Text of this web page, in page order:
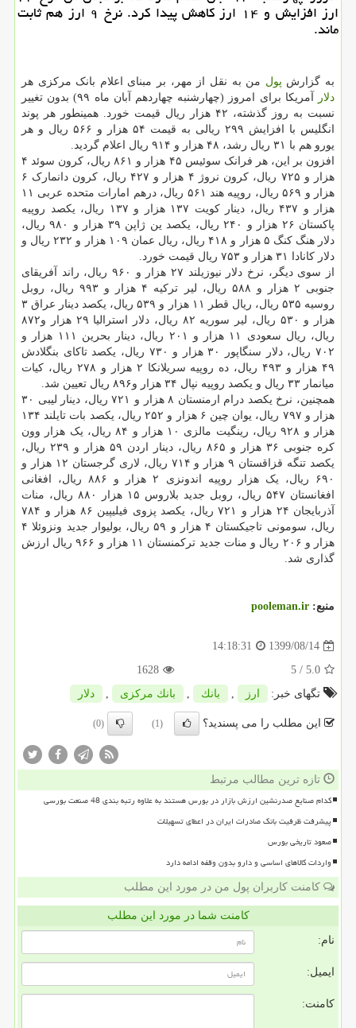
ارز افزایش و ۱۴ ارز كاهش پیدا كرد. نرخ ۹ ارز هم ثابت
ماند.
به گزارش پول من به نقل از مهر، بر مبنای اعلام بانک مرکزی هر
دلار
آمریکا برای امروز (چهارشنبه چهاردهم آبان ماه ۹۹) بدون تغییر
نسبت به روز گذشته، ۴۲ هزار ریال قیمت خورد. همینطور هر پوند
انگلیس با افزایش ۲۹۹ ریالی به قیمت ۵۴ هزار و ۵۶۶ ریال و هر
یورو هم با ۳۱ ریال رشد، ۴۸ هزار و ۹۱۴ ریال اعلام گردید.
افزون بر این، هر فرانک سوئیس ۴۵ هزار و ۸۶۱ ریال، کرون سوئد ۴
هزار و ۷۲۵ ریال، کرون نروژ ۴ هزار و ۴۲۷ ریال، کرون دانمارک ۶
هزار و ۵۶۹ ریال، روپیه هند ۵۶۱ ریال، درهم امارات متحده عربی ۱۱
هزار و ۴۳۷ ریال، دینار کویت ۱۳۷ هزار و ۱۳۷ ریال، یکصد روپیه
پاکستان ۲۶ هزار و ۲۴۰ ریال، یکصد ین ژاپن ۳۹ هزار و ۹۸۰ ریال،
دلار هنگ کنگ ۵ هزار و ۴۱۸ ریال، ریال عمان ۱۰۹ هزار و ۲۳۲ ریال و
دلار کانادا ۳۱ هزار و ۷۵۳ ریال قیمت خورد.
از سوی دیگر، نرخ دلار نیوزیلند ۲۷ هزار و ۹۶۰ ریال، راند آفریقای
جنوبی ۲ هزار و ۵۸۸ ریال، لیر ترکیه ۴ هزار و ۹۹۳ ریال، روبل
روسیه ۵۳۵ ریال، ریال قطر ۱۱ هزار و ۵۳۹ ریال، یکصد دینار عراق ۳
هزار و ۵۳۰ ریال، لیر سوریه ۸۲ ریال، دلار استرالیا ۲۹ هزار و۸۷۲
ریال، ریال سعودی ۱۱ هزار و ۲۰۱ ریال، دینار بحرین ۱۱۱ هزار و
۷۰۲ ریال، دلار سنگاپور ۳۰ هزار و ۷۳۰ ریال، یکصد تاکای بنگلادش
۴۹ هزار و ۴۹۳ ریال، ده روپیه سریلانکا ۲ هزار و ۲۷۸ ریال، کیات
میانمار ۳۳ ریال و یکصد روپیه نپال ۳۴ هزار و۸۹۶ ریال تعیین شد.
همچنین، نرخ یکصد درام ارمنستان ۸ هزار و ۷۲۱ ریال، دینار لیبی ۳۰
هزار و ۷۹۷ ریال، یوان چین ۶ هزار و ۲۵۲ ریال، یکصد بات تایلند ۱۳۴
هزار و ۹۲۸ ریال، رینگیت مالزی ۱۰ هزار و ۸۴ ریال، یک هزار وون
کره جنوبی ۳۶ هزار و ۸۶۵ ریال، دینار اردن ۵۹ هزار و ۲۳۹ ریال،
یکصد تنگه قزاقستان ۹ هزار و ۷۱۴ ریال، لاری گرجستان ۱۲ هزار و
۶۹۰ ریال، یک هزار روپیه اندونزی ۲ هزار و ۸۸۶ ریال، افغانی
افغانستان ۵۴۷ ریال، روبل جدید بلاروس ۱۵ هزار ۸۸۰ ریال، منات
آذربایجان ۲۴ هزار و ۷۲۱ ریال، یکصد پزوی فیلیپین ۸۶ هزار و ۷۸۴
ریال، سومونی تاجیکستان ۴ هزار و ۵۹ ریال، بولیوار جدید ونزوئلا ۴
هزار و ۲۰۶ ریال و منات جدید ترکمنستان ۱۱ هزار و ۹۶۶ ریال ارزش
گذاری شد.
منبع: pooleman.ir
1399/08/14
14:18:31
5.0
/ 5
1628
تگهای خبر:
ارز , بانك , بانك مركزی , دلار
این مطلب را می پسندید؟ (1)
(0)
تازه ترین مطالب مرتبط
کدام صنایع صدرنشین ارزش بازار در بورس هستند به علاوه رتبه بندی 48 صنعت بورسی
پیشرفت ظرفیت بانک صادرات ایران در اعطای تسهیلات
صعود تاریخی بورس
واردات کالاهای اساسی و دارو بدون وقفه ادامه دارد
کامنت کاربران پول من در مورد این مطلب
کامنت شما در مورد این مطلب
نام:
ایمیل:
کامنت: